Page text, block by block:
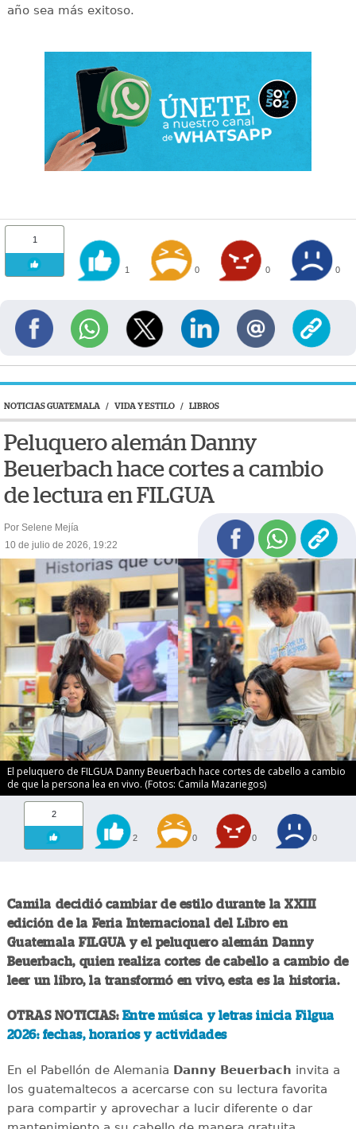
año sea más exitoso.
1
1 0 0 0
NOTICIAS GUATEMALA / VIDA Y ESTILO / LIBROS
Peluquero alemán Danny
Beuerbach hace cortes a cambio
de lectura en FILGUA
Por Selene Mejía
10 de julio de 2026, 19:22
El peluquero de FILGUA Danny Beuerbach hace cortes de cabello a cambio
de que la persona lea en vivo. (Fotos: Camila Mazariegos)
2
2 0 0 0
Camila decidió cambiar de estilo durante la XXIII
edición de la Feria Internacional del Libro en
Guatemala FILGUA y el peluquero alemán Danny
Beuerbach, quien realiza cortes de cabello a cambio de
leer un libro, la transformó en vivo, esta es la historia.
OTRAS NOTICIAS: Entre música y letras inicia Filgua
2026: fechas, horarios y actividades
En el Pabellón de Alemania Danny Beuerbach invita a
los guatemaltecos a acercarse con su lectura favorita
para compartir y aprovechar a lucir diferente o dar